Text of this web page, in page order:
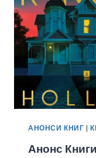
АНОНСИ КНИГ |
Анонс